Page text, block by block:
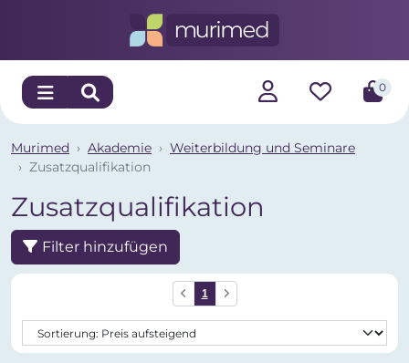
0
Murimed Akademie
Weiterbildung und Seminare
Zusatzqualifikation
Zusatzqualifikation
Filter hinzufügen
1